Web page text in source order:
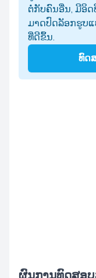
ຕໍ່ກັບຄົນອື່ນ, ມີອິດ
ມາດປົດລັອກຮູບແ
ທີ່ດີຂຶ້ນ.
ທົດ